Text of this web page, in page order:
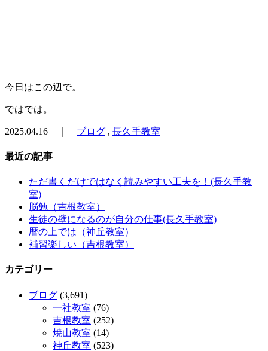
今日はこの辺で。
ではでは。
2025.04.16 ｜ ブログ , 長久手教室
最近の記事
ただ書くだけではなく読みやすい工夫を！(長久手教
室)
脳勉（吉根教室）
生徒の壁になるのが自分の仕事(長久手教室)
暦の上では（神丘教室）
補習楽しい（吉根教室）
カテゴリー
ブログ (3,691)
一社教室 (76)
吉根教室 (252)
焼山教室 (14)
神丘教室 (523)